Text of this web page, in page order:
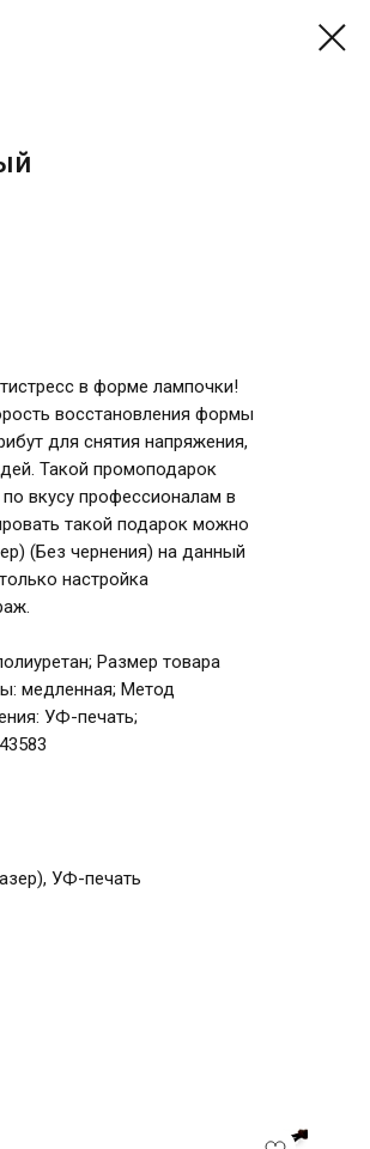
в форме лампочки!
восстановления формы
для снятия напряжения,
Такой промоподарок
вкусу профессионалам в
такой подарок можно
(Без чернения) на данный
настройка
Размер товара
медленная; Метод
УФ-печать;
УФ-печать